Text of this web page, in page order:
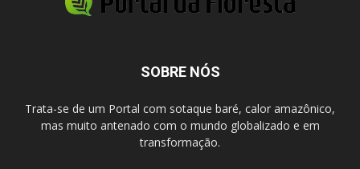
SOBRE NÓS
Trata-se de um Portal com sotaque baré, calor amazônico,
mas muito antenado com o mundo globalizado e em
transformação.